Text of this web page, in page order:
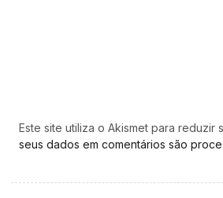
Este site utiliza o Akismet para reduzir
seus dados em comentários são